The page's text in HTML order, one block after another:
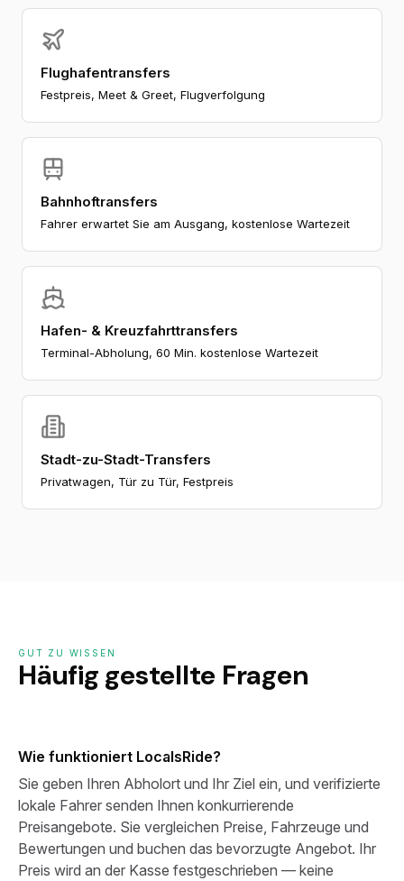
Flughafentransfers
Festpreis, Meet & Greet, Flugverfolgung
Bahnhoftransfers
Fahrer erwartet Sie am Ausgang, kostenlose Wartezeit
Hafen- & Kreuzfahrttransfers
Terminal-Abholung, 60 Min. kostenlose Wartezeit
Stadt-zu-Stadt-Transfers
Privatwagen, Tür zu Tür, Festpreis
GUT ZU WISSEN
Häufig gestellte Fragen
Wie funktioniert LocalsRide?
Sie geben Ihren Abholort und Ihr Ziel ein, und verifizierte
lokale Fahrer senden Ihnen konkurrierende
Preisangebote. Sie vergleichen Preise, Fahrzeuge und
Bewertungen und buchen das bevorzugte Angebot. Ihr
Preis wird an der Kasse festgeschrieben — keine